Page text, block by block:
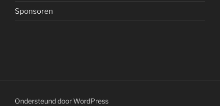
Sponsoren
Ondersteund door WordPress